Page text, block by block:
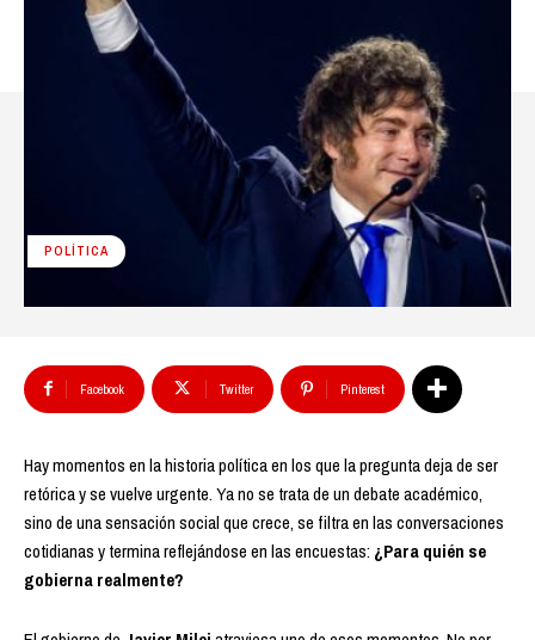
POLÍTICA
Facebook Twitter Pinterest
Hay momentos en la historia política en los que la pregunta deja de ser
retórica y se vuelve urgente. Ya no se trata de un debate académico,
sino de una sensación social que crece, se filtra en las conversaciones
cotidianas y termina reflejándose en las encuestas: ¿Para quién se
gobierna realmente?